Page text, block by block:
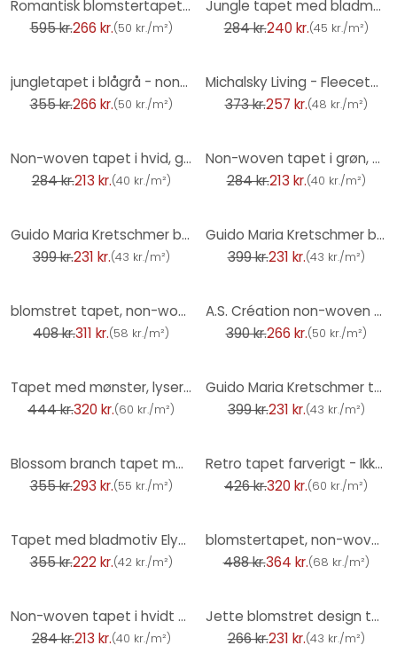
Romantisk blomstertapet bæredygtigt ikke-vævet tapet Floral af A.S. Création Rosa Orange 386363
595 kr.266 kr.(50 kr./m²)
Jungle tapet med bladmønster beige brun - eksotisk Ikke-vævet tapet moderne & elegant
284 kr.240 kr.(45 kr./m²)
jungletapet i blågrå - non-woven tapet med tropisk flair
355 kr.266 kr.(50 kr./m²)
Michalsky Living - Fleecetapet Dream Again Tapet blomstermønster
373 kr.257 kr.(48 kr./m²)
Non-woven tapet i hvid, grå bladmotiv bladlook blomstret natur
284 kr.213 kr.(40 kr./m²)
Non-woven tapet i grøn, bladguldmotiv, bladlook, blomstret natur
284 kr.213 kr.(40 kr./m²)
Guido Maria Kretschmer blomstermotiv tapet Floral Glow Fashion for Walls 5 beige
399 kr.231 kr.(43 kr./m²)
Guido Maria Kretschmer blomstermotiv tapet Floral Glow Fashion for Walls 5 guld
399 kr.231 kr.(43 kr./m²)
blomstret tapet, non-woven tapet Kumano beige
408 kr.311 kr.(58 kr./m²)
A.S. Création non-woven tapet BOS - blomstret tapet brun, hvid, sølv, orange
390 kr.266 kr.(50 kr./m²)
Tapet med mønster, lyserødt, hvidt - blomstertapet, legende
444 kr.320 kr.(60 kr./m²)
Guido Maria Kretschmer tapet med bladmotiv Yamato Fashion for Walls 5 brun
399 kr.231 kr.(43 kr./m²)
Blossom branch tapet mørkegrøn guld hvid - asiatisk blomstermotiv - Ikke-vævet tapet
355 kr.293 kr.(55 kr./m²)
Retro tapet farverigt - Ikke-vævet tapet blomstret retrostil - vintage mønster tapet
426 kr.320 kr.(60 kr./m²)
Tapet med bladmotiv Elysium brown
355 kr.222 kr.(42 kr./m²)
blomstertapet, non-woven tapet Kumano guld
488 kr.364 kr.(68 kr./m²)
Non-woven tapet i hvidt bladmotiv bladlook blomstret natur
284 kr.213 kr.(40 kr./m²)
Jette blomstret design tapet i grøn sølv hvid i mat med lys struktur
266 kr.231 kr.(43 kr./m²)